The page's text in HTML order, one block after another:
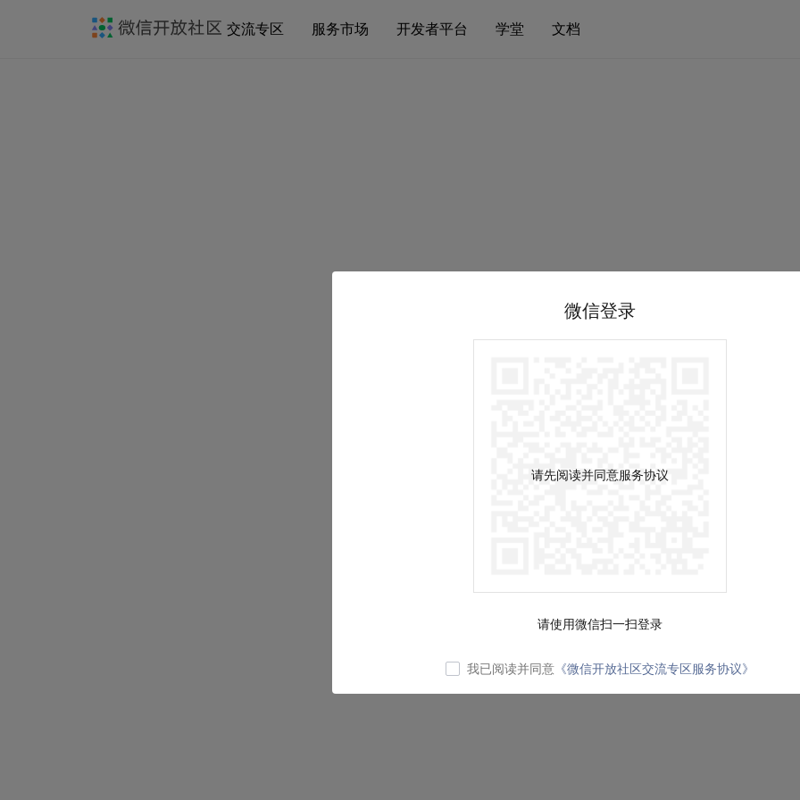
交流专区 服务市场 开发者平台 学堂 文档
微信登录
请先阅读并同意服务协议
请使用微信扫一扫登录
我已阅读并同意 《微信开放社区交流专区服务协议》